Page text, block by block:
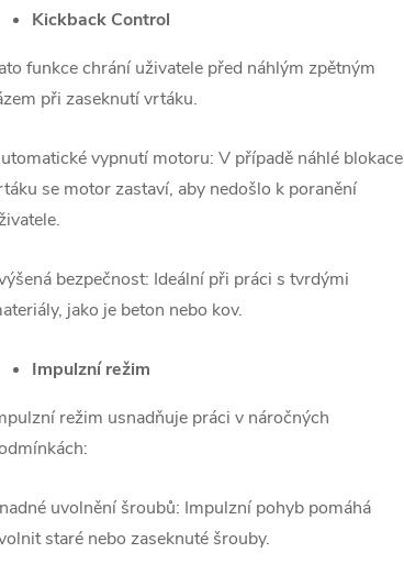
Kickback Control
funkce chrání uživatele před náhlým zpětným
při zaseknutí vrtáku.
vypnutí motoru: V případě náhlé blokace
se motor zastaví, aby nedošlo k poranění
bezpečnost: Ideální při práci s tvrdými
jako je beton nebo kov.
Impulzní režim
režim usnadňuje práci v náročných
uvolnění šroubů: Impulzní pohyb pomáhá
staré nebo zaseknuté šrouby.